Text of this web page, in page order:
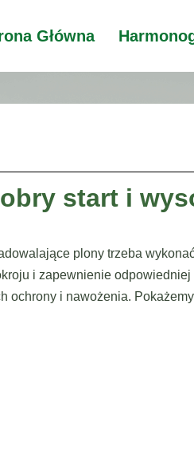
Główna
start i
plony trzeba
i zapewnienie
ochrony i nawożenia.